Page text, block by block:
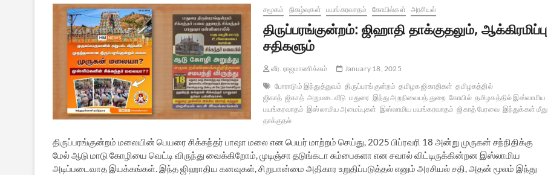
சமூகம் நிகழ்வுகள் பயங்கரவாதம் கோயில்கள் அரசியல்
திருப்பரங்குன்றம்: ஜிஹாதி தாக்குதலும், ஆக்கிரமிப்பு
சதிகளும்
வீர. ராஜமாணிக்கம்
January 18, 2025
போராடும் இந்துத்துவம் திருப்பரங்குன்றம் தமிழக ஜிகாதிகள் தமிழகத்தில்
ஜிகாத் ஜிகாத் அறுபடைவீடு மதுரை இந்து அறநிலையத் துறை கோயில் தமிழகத்தில் இஸ்லாமிய
பயங்கரவாதம் இஸ்லாமிய அமைப்புகள் இஸ்லாமிய பயங்கரவாதம் ஜிகாத் பேரவை இந்துக்கள் மீது
தாக்குதல்
திருப்பரங்குன்றம் மலையின் பெயரை சிக்கந்தர் பாஷா மலை என பெயர் மாற்றம் செய்து, 2025 பிப்ரவரி 18 அன்று முருகன் சந்நிதிக்கு
மேல் ஆடு மாடு கோழியை வெட்டி விருந்து வைக்கிறோம், முடிஞ்சா தடுங்கடா சும்பைகளா என சவால் விட்டிருக்கின்றன இஸ்லாமிய
அடிப்படைவாத இயக்கங்கள். இந்த ஜிஹாதிய கனவுகள், சிறுபான்மை அதிகார உறுதிப்படுத்தல் எனும் அரசியல் சதி, அதன் மூலம் இந்து